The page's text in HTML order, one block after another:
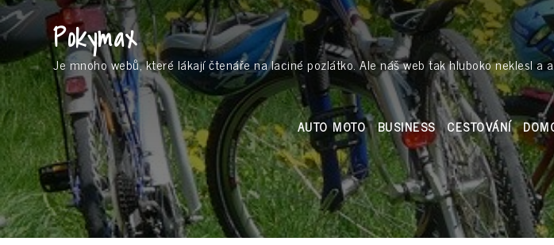
Skip
to
content Pokymax
Je mnoho webů, které lákají čtenáře na laciné pozlátko. Ale náš web tak hluboko neklesl a
AUTO MOTO BUSINESS CESTOVÁNÍ